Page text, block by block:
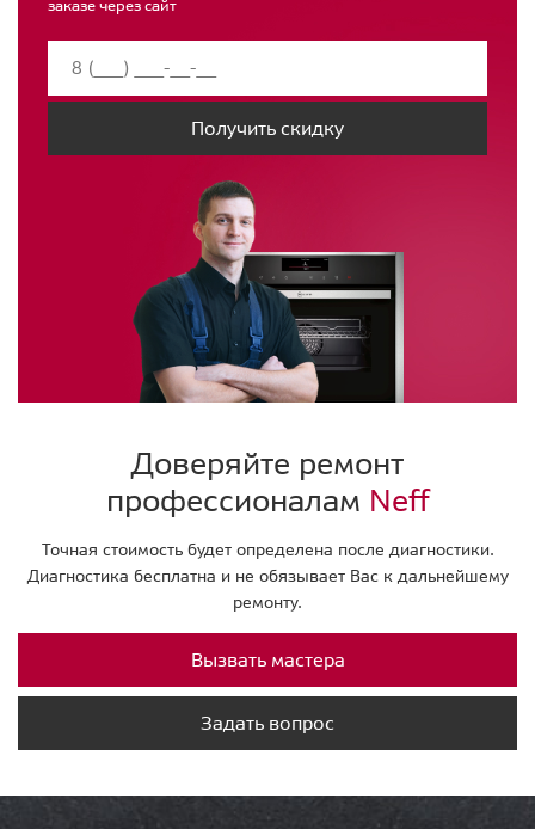
заказе через сайт
Получить скидку
Доверяйте ремонт
профессионалам Neff
Точная стоимость будет определена после диагностики.
Диагностика бесплатна и не обязывает Вас к дальнейшему
ремонту.
Вызвать мастера
Задать вопрос